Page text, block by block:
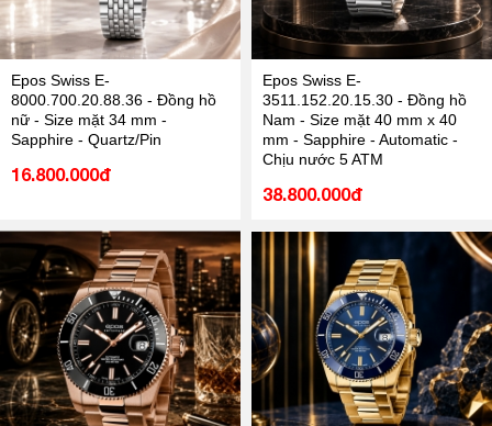
Epos Swiss E-
8000.700.20.88.36 - Đồng hồ
nữ - Size mặt 34 mm -
Sapphire - Quartz/Pin
16.800.000đ
Epos Swiss E-
3511.152.20.15.30 - Đồng hồ
Nam - Size mặt 40 mm x 40
mm - Sapphire - Automatic -
Chịu nước 5 ATM
38.800.000đ